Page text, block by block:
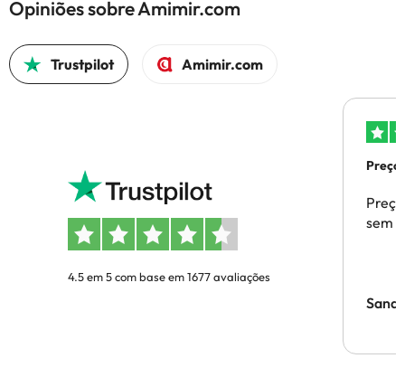
Opiniões sobre Amimir.com
Trustpilot Amimir.com
4.5 em 5 com base em 1677 avaliações
sem